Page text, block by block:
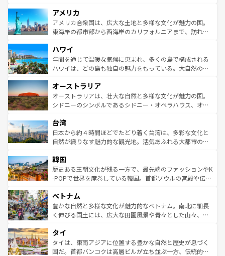
ンツ一覧を参照してほしい。
の建物がそのまま残る町や、スイスならではのユニークな
博物館もあり、アルプス観光だけでなく町歩きも満喫する
ことができる。国民の所得が高いため物価も高いが、旅行
ば市内交通費無料で観光を楽しむこともできる。 なお、新
着のスイス情報はコンテンツ一覧 を参照してほしい。
アメリカ
アメリカ合衆国は、広大な土地と多様な文化が魅力の国。
東海岸の都市部から西海岸のカリフォルニアまで、訪れる
のような巨大都市は、観光、ショッピング、エンターテイ
ンメントが詰まった刺激的なスポットだ。一方、アメリカ
西部には大自然が広がり、グランドキャニオンやイエロー
部のニューオーリンズでは、音楽と美食が融合した独特の
文化が魅力。旅行者はアメリカの各地域で異なる魅力を楽
しみながら、その多様性と豊かな歴史を感じることができ
ならではの贅沢な旅のスタイルだ。 なお、新着のアメリカ
情報はコンテンツ一覧を参照してほしい。
ハワイ
年間を通じて温暖な気候に恵まれ、多くの島で構成される
ハワイは、どの島も独自の魅力をもっている。大自然の神
ワイ島は見逃せない。また、定番の観光地といえばオアフ
島だが、静かな自然を求めるならマウイ島やカウアイ島が
おすすめ。エメラルドグリーンに輝く海をはじめ、豊かな
れるおもてなしの心で訪れる人々を迎えてくれるハワイの
人々、おいしいローカルフードやハワイアンミュージッ
ク、伝統的なフラダンスなど、すべてがハワイの魅力を彩
ワイを、存分に味わってほしい。 なお、新着のハワイ情報
はコンテンツ一覧を参照してほしい。
オーストラリア
オーストラリアは、壮大な自然と多様な文化が魅力の国。
シドニーのシンボルであるシドニー・オペラハウス、オー
リアリーフや大陸中央部にそびえるウルル（エアーズロッ
ク）、タスマニアの美しい原生林やケアンズの熱帯雨林な
ど、見どころがたくさん。また、カフェやワイン、オージ
いる。アクティビティも充実しており、サーフィンやダイ
ビング、ハイキングなど、アウトドア好きにはたまらな
い。オーストラリアの多彩な魅力を存分に味わいつくそ
参照してほしい。
台湾
日本から約４時間ほどでたどり着く台湾は、多彩な文化と
自然が織りなす魅力的な観光地。活気あふれる大都市の台
ン）、静ひつな山岳地帯である台湾東部など、都市の喧騒
と山間の静けさが共存しており、訪れる人に新しい発見と
驚きをもたらしてくれる。また、奥深い台湾の食文化も魅
容にもいいと評判のスイーツなど、バラエティ豊かな料理
が味わえる。 なお、新着の台湾情報は コンテンツ一覧を参
照してほしい。
韓国
歴史ある王朝文化が残る一方で、最先端のファッションやK
-POPで世界を席巻している韓国。首都ソウルの宮殿や伝統
き、地方に足を延ばせば四季折々の自然美を楽しむことが
できる。そして、キムチや焼肉、絶品のストリートフード
まで、さまざまな韓国料理が待っている。夜には、韓国な
リティに包まれながら、韓国の多彩な魅力を心ゆくまで味
わってみてほしい。 なお、新着の韓国情報はコンテンツ一
覧を参照してほしい。
ベトナム
豊かな自然と多様な文化が魅力的なベトナム。南北に細長
く伸びる国土には、広大な田園風景や青々とした山々、世
急速な発展と共に伝統が息づく。ハノイの古い町並みやホ
ーチミン市のフランス統治時代の建物も、独特の雰囲気を
醸し出している。また、バラエティの豊かさとおいしさで
タイ
タイは、東南アジアに位置する豊かな自然と歴史が息づく
国だ。首都バンコクは高層ビルが立ち並ぶ一方、伝統的な